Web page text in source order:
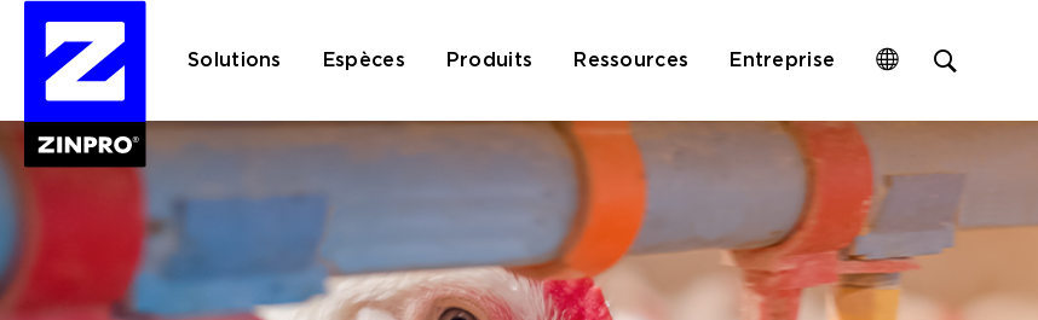
Solutions Espèces Produits Ressources Entreprise
search
form